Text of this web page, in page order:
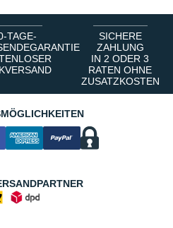
TAGE-
SICHERE
ZAHLUNG
IN 2 ODER 3
RATEN OHNE
ZUSATZKOSTEN